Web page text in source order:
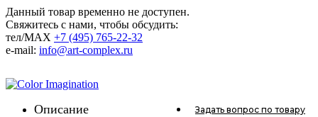
Данный товар временно не доступен.
Свяжитесь с нами, чтобы обсудить:
тел/MAX +7 (495) 765-22-32
e-mail: info@art-complex.ru
Описание Задать вопрос по товару